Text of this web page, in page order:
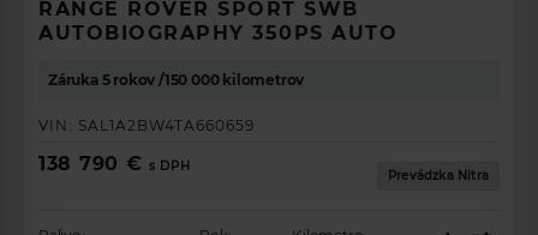
VYBERTE SI VAŠE
RANGE ROVER SPORT SWB
AUTOBIOGRAPHY 350PS AUTO
Záruka 5 rokov /150 000 kilometrov
VIN: SAL1A2BW4TA660659
138 790 € s DPH
Prevádzka Nitra